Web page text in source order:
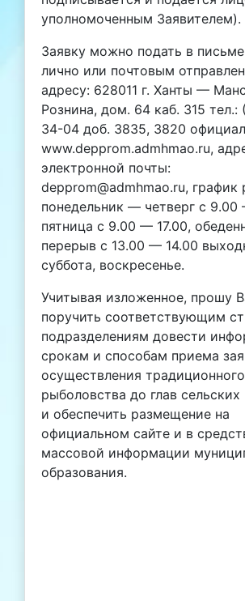
уполномоченным Заявителем).
Заявку можно подать в
лично или почтовым
адресу: 628011 г. Ханты —
Рознина, дом. 64 каб. 315
34-04 доб. 3835, 3820
www.depprom.admhmao.ru,
электронной почты:
depprom@admhmao.ru, график
понедельник — четверг с 9.00
пятница с 9.00 — 17.00,
перерыв с 13.00 — 14.00
суббота, воскресенье.
Учитывая изложенное, прошу
поручить соответствующим
подразделениям довести
срокам и способам приема
осуществления традиционного
рыболовства до глав сельских
и обеспечить размещение на
официальном сайте и в
массовой информации
образования.